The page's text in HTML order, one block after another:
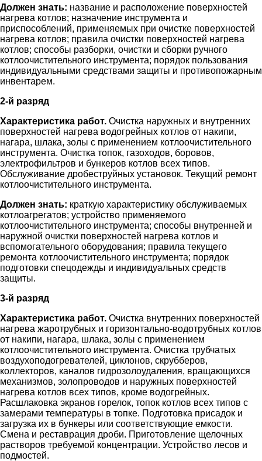
Должен знать: название и расположение поверхностей
нагрева котлов; назначение инструмента и
приспособлений, применяемых при очистке поверхностей
нагрева котлов; правила очистки поверхностей нагрева
котлов; способы разборки, очистки и сборки ручного
котлоочистительного инструмента; порядок пользования
индивидуальными средствами защиты и противопожарным
инвентарем.
2-й разряд
Характеристика работ. Очистка наружных и внутренних
поверхностей нагрева водогрейных котлов от накипи,
нагара, шлака, золы с применением котлоочистительного
инструмента. Очистка топок, газоходов, боровов,
электрофильтров и бункеров котлов всех типов.
Обслуживание дробеструйных установок. Текущий ремонт
котлоочистительного инструмента.
Должен знать: краткую характеристику обслуживаемых
котлоагрегатов; устройство применяемого
котлоочистительного инструмента; способы внутренней и
наружной очистки поверхностей нагрева котлов и
вспомогательного оборудования; правила текущего
ремонта котлоочистительного инструмента; порядок
подготовки спецодежды и индивидуальных средств
защиты.
3-й разряд
Характеристика работ. Очистка внутренних поверхностей
нагрева жаротрубных и горизонтально-водотрубных котлов
от накипи, нагара, шлака, золы с применением
котлоочистительного инструмента. Очистка трубчатых
воздухоподогревателей, циклонов, скрубберов,
коллекторов, каналов гидрозолоудаления, вращающихся
механизмов, золопроводов и наружных поверхностей
нагрева котлов всех типов, кроме водогрейных.
Расшлаковка экранов горелок, топок котлов всех типов с
замерами температуры в топке. Подготовка присадок и
загрузка их в бункеры или соответствующие емкости.
Смена и реставрация дроби. Приготовление щелочных
растворов требуемой концентрации. Устройство лесов и
подмостей.